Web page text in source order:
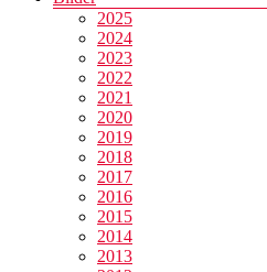
2025
2024
2023
2022
2021
2020
2019
2018
2017
2016
2015
2014
2013